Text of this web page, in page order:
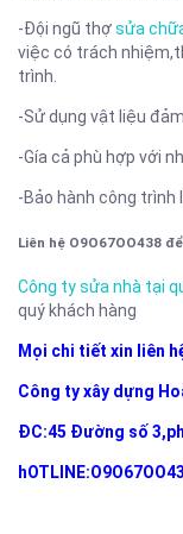
-Đội ngũ thợsửa
việc có trách
trình.
-Sử dụng vật liệu
-Gía cả phù hợp với
-Bảo hành công
Liên hệ O9O67OO438
Công ty sửa nhà tại
quý khách hàng
Mọi chi tiết xin liên
Công ty xây dựng
ĐC:45 Đường số